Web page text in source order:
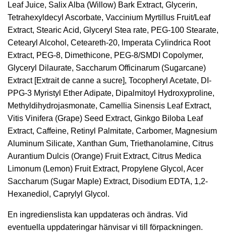
Leaf Juice, Salix Alba (Willow) Bark Extract, Glycerin,
Tetrahexyldecyl Ascorbate, Vaccinium Myrtillus Fruit/Leaf
Extract, Stearic Acid, Glyceryl Stea rate, PEG-100 Stearate,
Cetearyl Alcohol, Ceteareth-20, lmperata Cylindrica Root
Extract, PEG-8, Dimethicone, PEG-8/SMDI Copolymer,
Glyceryl Dilaurate, Saccharum Officinarum (Sugarcane)
Extract [Extrait de canne a sucre], Tocopheryl Acetate, DI-
PPG-3 Myristyl Ether Adipate, Dipalmitoyl Hydroxyproline,
Methyldihydrojasmonate, Camellia Sinensis Leaf Extract,
Vitis Vinifera (Grape) Seed Extract, Ginkgo Biloba Leaf
Extract, Caffeine, Retinyl Palmitate, Carbomer, Magnesium
Aluminum Silicate, Xanthan Gum, Triethanolamine, Citrus
Aurantium Dulcis (Orange) Fruit Extract, Citrus Medica
Limonum (Lemon) Fruit Extract, Propylene Glycol, Acer
Saccharum (Sugar Maple) Extract, Disodium EDTA, 1,2-
Hexanediol, Caprylyl Glycol.
En ingredienslista kan uppdateras och ändras. Vid
eventuella uppdateringar hänvisar vi till förpackningen.